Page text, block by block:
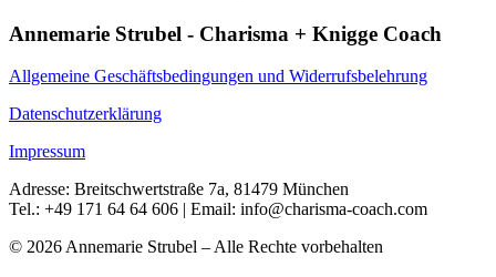
Annemarie Strubel - Charisma + Knigge Coach
Allgemeine Geschäftsbedingungen und Widerrufsbelehrung
Datenschutzerklärung
Impressum
Adresse: Breitschwertstraße 7a, 81479 München
Tel.: +49 171 64 64 606 | Email: info@charisma-coach.com
© 2026 Annemarie Strubel – Alle Rechte vorbehalten